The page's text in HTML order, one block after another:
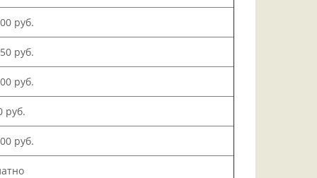
руб.
руб.
руб.
руб.
руб.